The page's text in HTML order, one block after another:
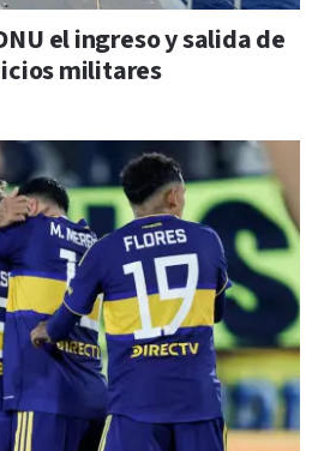
el ingreso y salida de
militares